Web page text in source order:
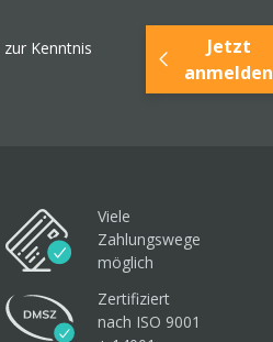
zur Kenntnis
Jetzt
anmelden
Viele
Zahlungswege
möglich
Zertifiziert
nach ISO 9001